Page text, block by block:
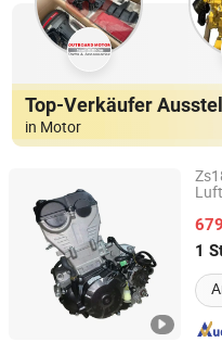
Top-Verkäufer
in Motor
1
Guangzhou Bawo Trading
Guangdong, China